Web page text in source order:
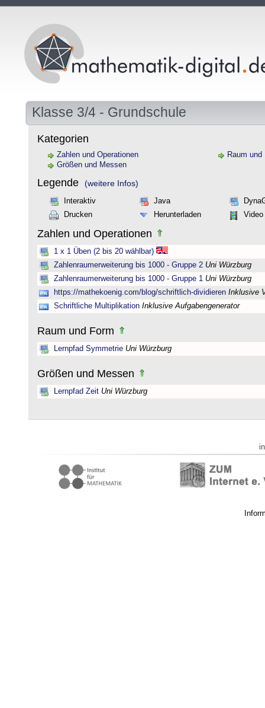
Klasse 3/4 - Grundschule
Kategorien
Zahlen und Operationen
Raum und
Größen und Messen
Legende (weitere Infos)
Interaktiv Java
Drucken
Herunterladen Video
Zahlen und Operationen
1 x 1 Üben (2 bis 20 wählbar)
Zahlenraumerweiterung bis 1000 - Gruppe 2 Uni Würzburg
Zahlenraumerweiterung bis 1000 - Gruppe 1 Uni Würzburg
https://mathekoenig.com/blog/schriftlich-dividieren Inklusive
Schriftliche Multiplikation Inklusive Aufgabengenerator
Raum und Form
Lernpfad Symmetrie Uni Würzburg
Größen und Messen
Lernpfad Zeit Uni Würzburg